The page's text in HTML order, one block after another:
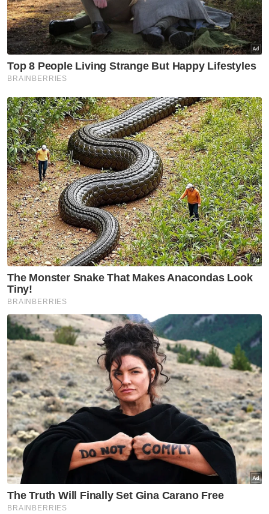
Ia bagi memastikan rakyat memiliki
kemudahan internet yang lebih berkualiti
isu kelompongan liputan selain
mempercepatkan penyediaan perkhidmatan
dan kualiti penggunaan.
Muat turun aplikasi Sinar Harian.Klik di sini!
Internet
Menara Telekomunikasi
Artikel Disyorkan
Perak
Perak pertimbang bantuan
lebih 1,200 pesawah terjejas di
Bota - Exco
Utara
Program Iltizam Huffaz buka
peluang pelajar tahfiz ceburi
bidang profesional